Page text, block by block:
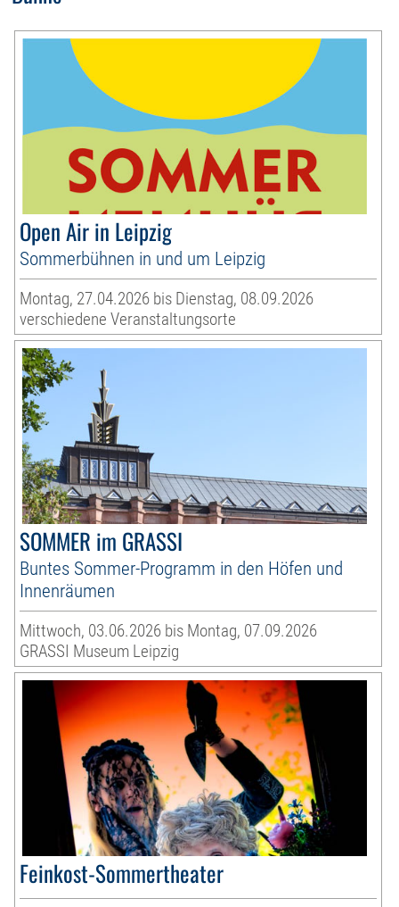
Open Air in Leipzig
Sommerbühnen in und um Leipzig
Montag, 27.04.2026 bis Dienstag, 08.09.2026
verschiedene Veranstaltungsorte
SOMMER im GRASSI
Buntes Sommer-Programm in den Höfen und
Innenräumen
Mittwoch, 03.06.2026 bis Montag, 07.09.2026
GRASSI Museum Leipzig
Feinkost-Sommertheater